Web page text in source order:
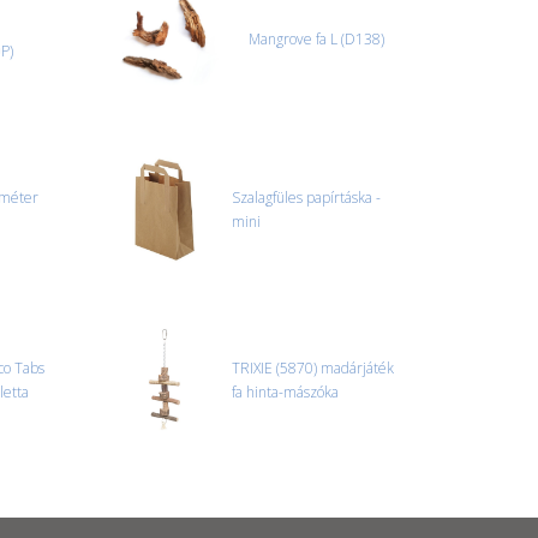
Mangrove fa L (D138)
Szalagfüles papírtáska -
mini
Tabs
TRIXIE (5870) madárjáték
fa hinta-mászóka